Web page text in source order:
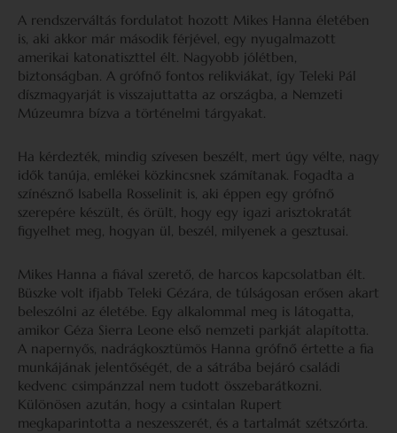
A rendszerváltás fordulatot hozott Mikes Hanna életében
is, aki akkor már második férjével, egy nyugalmazott
amerikai katonatiszttel élt. Nagyobb jólétben,
biztonságban. A grófnő fontos relikviákat, így Teleki Pál
díszmagyarját is visszajuttatta az országba, a Nemzeti
Múzeumra bízva a történelmi tárgyakat.
Ha kérdezték, mindig szívesen beszélt, mert úgy vélte, nagy
idők tanúja, emlékei közkincsnek számítanak. Fogadta a
színésznő Isabella Rosselinit is, aki éppen egy grófnő
szerepére készült, és örült, hogy egy igazi arisztokratát
figyelhet meg, hogyan ül, beszél, milyenek a gesztusai.
Mikes Hanna a fiával szerető, de harcos kapcsolatban élt.
Büszke volt ifjabb Teleki Gézára, de túlságosan erősen akart
beleszólni az életébe. Egy alkalommal meg is látogatta,
amikor Géza Sierra Leone első nemzeti parkját alapította.
A napernyős, nadrágkosztümös Hanna grófnő értette a fia
munkájának jelentőségét, de a sátrába bejáró családi
kedvenc csimpánzzal nem tudott összebarátkozni.
Különösen azután, hogy a csintalan Rupert
megkaparintotta a neszesszerét, és a tartalmát szétszórta.